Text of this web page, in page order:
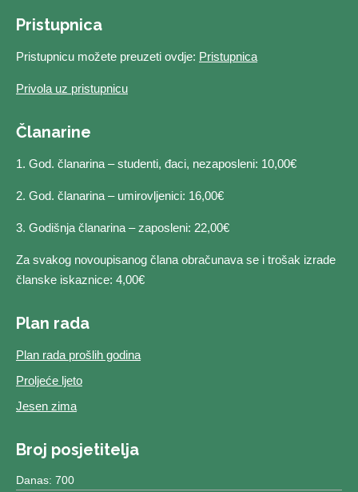
Pristupnica
Pristupnicu možete preuzeti ovdje: Pristupnica
Privola uz pristupnicu
Članarine
1. God. članarina – studenti, đaci, nezaposleni: 10,00€
2. God. članarina – umirovljenici: 16,00€
3. Godišnja članarina – zaposleni: 22,00€
Za svakog novoupisanog člana obračunava se i trošak izrade
članske iskaznice: 4,00€
Plan rada
Plan rada prošlih godina
Proljeće ljeto
Jesen zima
Broj posjetitelja
Danas: 700